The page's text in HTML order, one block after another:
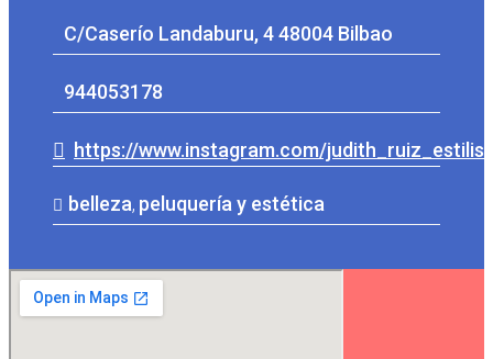
C/Caserío Landaburu, 4 48004 Bilbao
944053178
https://www.instagram.com/
belleza, peluquería y estética